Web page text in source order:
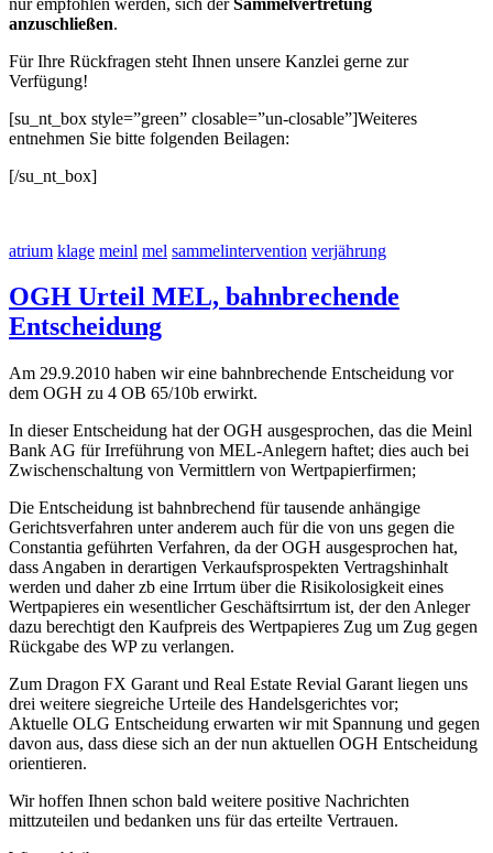
anzuschließen.
Für Ihre Rückfragen steht Ihnen unsere Kanzlei gerne zur
Verfügung!
[su_nt_box style=”green” closable=”un-closable”]Weiteres
entnehmen Sie bitte folgenden Beilagen:
[/su_nt_box]
atrium klage meinl mel sammelintervention verjährung
OGH Urteil MEL, bahnbrechende
Entscheidung
Am 29.9.2010 haben wir eine bahnbrechende Entscheidung vor
dem OGH zu 4 OB 65/10b erwirkt.
In dieser Entscheidung hat der OGH ausgesprochen, das die Meinl
Bank AG für Irreführung von MEL-Anlegern haftet; dies auch bei
Zwischenschaltung von Vermittlern von Wertpapierfirmen;
Die Entscheidung ist bahnbrechend für tausende anhängige
Gerichtsverfahren unter anderem auch für die von uns gegen die
Constantia geführten Verfahren, da der OGH ausgesprochen hat,
dass Angaben in derartigen Verkaufsprospekten Vertragshinhalt
werden und daher zb eine Irrtum über die Risikolosigkeit eines
Wertpapieres ein wesentlicher Geschäftsirrtum ist, der den Anleger
dazu berechtigt den Kaufpreis des Wertpapieres Zug um Zug gegen
Rückgabe des WP zu verlangen.
Zum Dragon FX Garant und Real Estate Revial Garant liegen uns
drei weitere siegreiche Urteile des Handelsgerichtes vor;
Aktuelle OLG Entscheidung erwarten wir mit Spannung und gegen
davon aus, dass diese sich an der nun aktuellen OGH Entscheidung
orientieren.
Wir hoffen Ihnen schon bald weitere positive Nachrichten
mittzuteilen und bedanken uns für das erteilte Vertrauen.